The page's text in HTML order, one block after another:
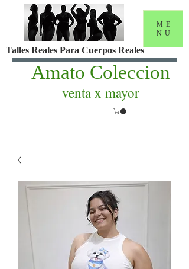
Talles Reales Para Cuerpos Reales
Amato Coleccion
venta x mayor
ME
NU